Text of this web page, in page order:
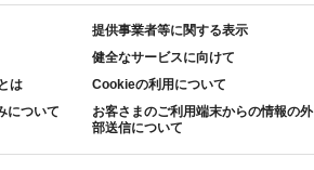
提供事業者等に関する表示
健全なサービスに向けて
は
Cookieの利用について
について
お客さまのご利用端末からの情報の外
部送信について